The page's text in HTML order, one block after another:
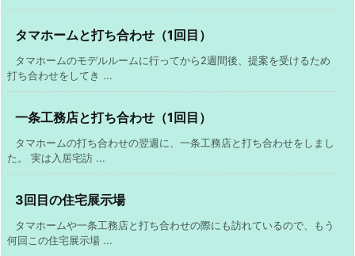
タマホームと打ち合わせ（1回目）
タマホームのモデルルームに行ってから2週間後、提案を受けるため
打ち合わせをしてき ...
一条工務店と打ち合わせ（1回目）
タマホームの打ち合わせの翌週に、一条工務店と打ち合わせをしまし
た。 実は入居宅訪 ...
3回目の住宅展示場
タマホームや一条工務店と打ち合わせの際にも訪れているので、もう
何回この住宅展示場 ...